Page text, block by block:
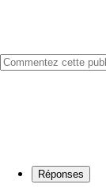
Réponses